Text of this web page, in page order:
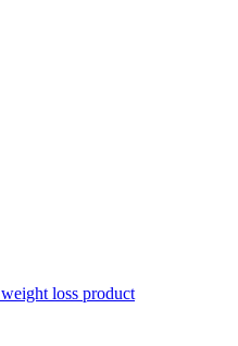
loss product